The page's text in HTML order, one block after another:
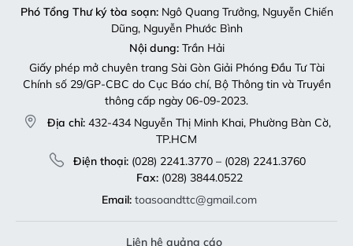
Phó Tổng Thư ký tòa soạn:Ngô Quang Trưởng, Nguyễn Chiến
Dũng, Nguyễn Phước Bình
Nội dung:Trần Hải
Giấy phép mở chuyên trang Sài Gòn Giải Phóng Đầu Tư Tài
Chính số 29/GP-CBC do Cục Báo chí, Bộ Thông tin và Truyền
thông cấp ngày 06-09-2023.
Địa chỉ: 432-434 Nguyễn Thị Minh Khai, Phường Bàn Cờ,
TP.HCM
Điện thoại:(028) 2241.3770 – (028) 2241.3760
Fax:(028) 3844.0522
Email: toasoandttc@gmail.com
Liên hệ quảng cáo